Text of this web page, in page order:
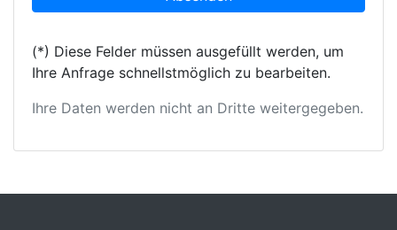
(*) Diese Felder müssen ausgefüllt werden, um
Ihre Anfrage schnellstmöglich zu bearbeiten.
Ihre Daten werden nicht an Dritte weitergegeben.